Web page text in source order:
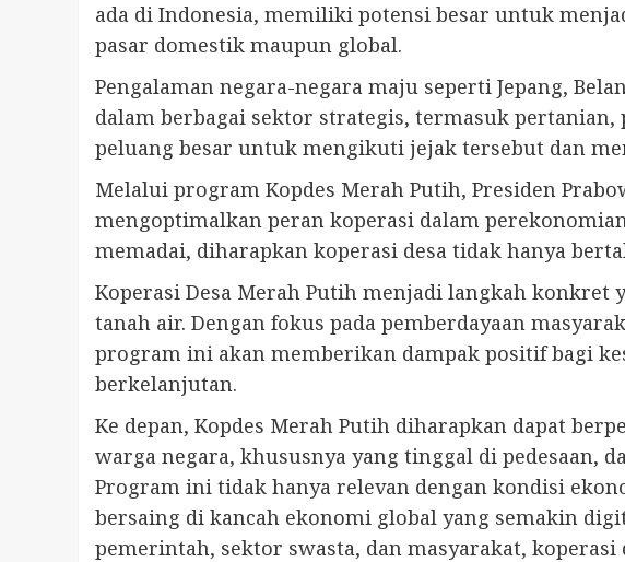
ada di Indonesia, memiliki potensi besar untuk
pasar domestik maupun global.
Pengalaman negara-negara maju seperti Jepang,
dalam berbagai sektor strategis, termasuk
peluang besar untuk mengikuti jejak tersebut dan
Melalui program Kopdes Merah Putih, Presiden
mengoptimalkan peran koperasi dalam
memadai, diharapkan koperasi desa tidak hanya
Koperasi Desa Merah Putih menjadi langkah
tanah air. Dengan fokus pada pemberdayaan
program ini akan memberikan dampak positif bagi
berkelanjutan.
Ke depan, Kopdes Merah Putih diharapkan dapat
warga negara, khususnya yang tinggal di pedesaan,
Program ini tidak hanya relevan dengan kondisi
bersaing di kancah ekonomi global yang semakin
pemerintah, sektor swasta, dan masyarakat,